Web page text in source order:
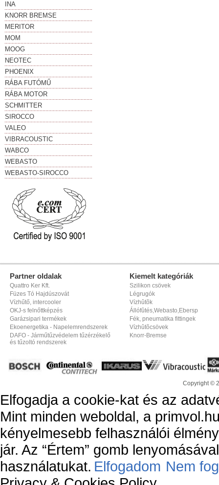
INA
KNORR BREMSE
MERITOR
MOM
MOOG
NEOTEC
PHOENIX
RÁBA FUTÓMŰ
RÁBA MOTOR
SCHMITTER
SIROCCO
VALEO
VIBRACOUSTIC
WABCO
WEBASTO
WEBASTO-SIROCCO
Partner oldalak
Quattro Ker Kft.
Füzes Tó Hajdúszovát
Vízhűtő, intercooler
OKJ-s felnőttképzés
Garázsipari termékek
Ekoenergetika - Napelemrendszerek
DAFO - Járműtűzvédelem tűzérzékelő
és tűzoltó rendszerek
Kiemelt kategóriák
Szilikon csövek
Légrugók
Vízhûtõk
Állófûtés,Webasto,Ebersp
Fék, pneumatika fittingek
Vízhûtõcsövek
Knorr-Bremse
Copyright ©
Elfogadja a cookie-kat és az
Mint minden weboldal, a
kényelmesebb felhasználói
jár. Az “Értem” gomb
használatukat. Elfogadom Nem